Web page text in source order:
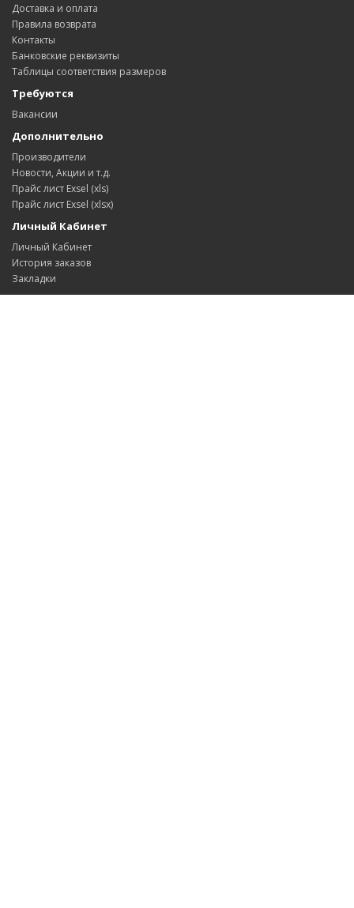
Доставка и оплата
Правила возврата
Контакты
Банковские реквизиты
Таблицы соответствия размеров
Требуются
Вакансии
Дополнительно
Производители
Новости, Акции и т.д.
Прайс лист Exsel (xls)
Прайс лист Exsel (xlsx)
Личный Кабинет
Личный Кабинет
История заказов
Закладки